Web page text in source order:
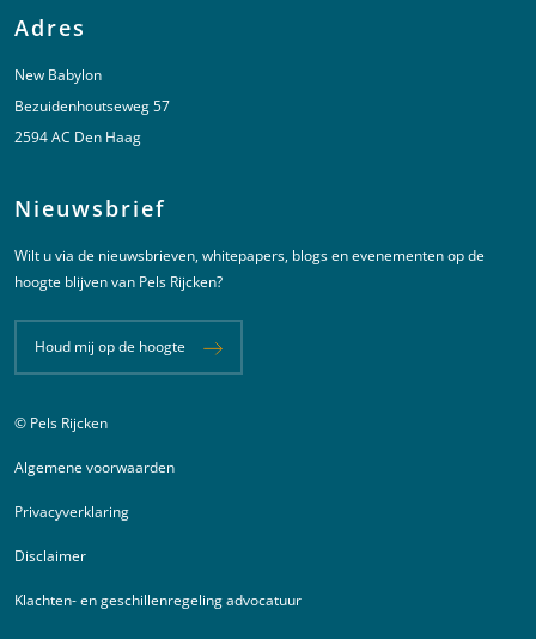
Adres
New Babylon
Bezuidenhoutseweg 57
2594 AC Den Haag
Nieuwsbrief
Wilt u via de nieuwsbrieven, whitepapers, blogs en evenementen op de
hoogte blijven van Pels Rijcken?
Houd mij op de hoogte
Juridische informatie
© Pels Rijcken
Algemene voorwaarden
Privacyverklaring
Disclaimer
Klachten- en geschillenregeling advocatuur